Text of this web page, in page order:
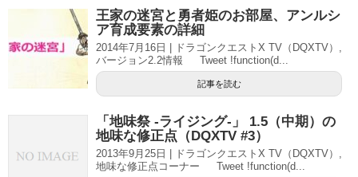
王家の迷宮と勇者姫のお部屋、アンルシ
ア育成要素の詳細
2014年7月16日 | ドラゴンクエストX TV（DQXTV）,
バージョン2.2情報 Tweet !function(d...
記事を読む
「地味祭 -ライジング-」 1.5（中期）の
地味な修正点（DQXTV #3）
2013年9月25日 | ドラゴンクエストX TV（DQXTV）,
地味な修正点コーナー Tweet !function(d...